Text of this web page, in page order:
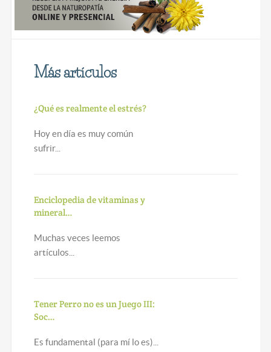
Más artículos
¿Qué es realmente el estrés?
Hoy en día es muy común
sufrir...
Enciclopedia de vitaminas y
mineral…
Muchas veces leemos
artículos...
Tener Perro no es un Juego III:
Soc…
Es fundamental (para mí lo es)...